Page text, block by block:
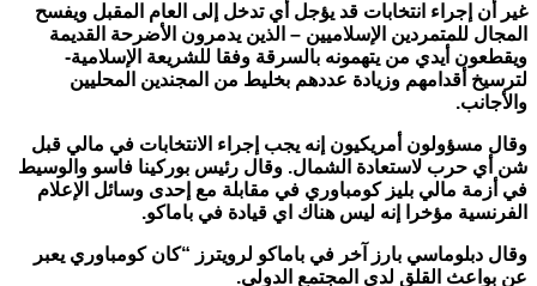
غير أن إجراء انتخابات قد يؤجل أي تدخل إلى العام المقبل ويفسح
المجال للمتمردين الإسلاميين – الذين يدمرون الأضرحة القديمة
ويقطعون أيدي من يتهمونه بالسرقة وفقا للشريعة الإسلامية-
لترسيخ أقدامهم وزيادة عددهم بخليط من المجندين المحليين
والأجانب.
وقال مسؤولون أمريكيون إنه يجب إجراء الانتخابات في مالي قبل
شن أي حرب لاستعادة الشمال. وقال رئيس بوركينا فاسو والوسيط
في أزمة مالي بليز كومباوري في مقابلة مع إحدى وسائل الإعلام
الفرنسية مؤخرا إنه ليس هناك اي قيادة في باماكو.
وقال دبلوماسي بارز آخر في باماكو لرويترز “كان كومباوري يعبر
عن بواعث القلق لدى المجتمع الدولي.